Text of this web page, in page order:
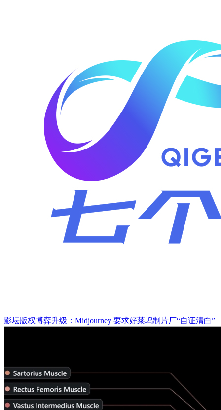
影坛版权博弈升级：Midjourney 要求好莱坞制片厂“自证清白”